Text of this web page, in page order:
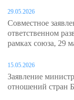
29.05.2026
Совместное
ответственном
рамках союза, 29
15.05.2026
Заявление
отношений стран